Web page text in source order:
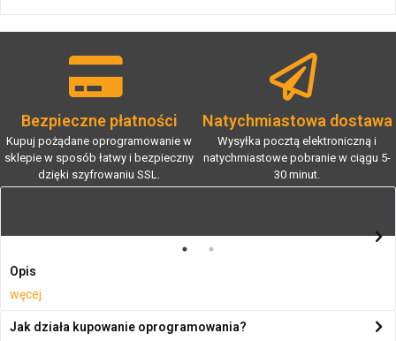
Bezpieczne płatności
Kupuj pożądane oprogramowanie w
sklepie w sposób łatwy i bezpieczny
dzięki szyfrowaniu SSL.
Natychmiastowa dostawa
Wysyłka pocztą elektroniczną i
natychmiastowe pobranie w ciągu 5-
30 minut.
Opis
węcej
Jak działa kupowanie oprogramowania?